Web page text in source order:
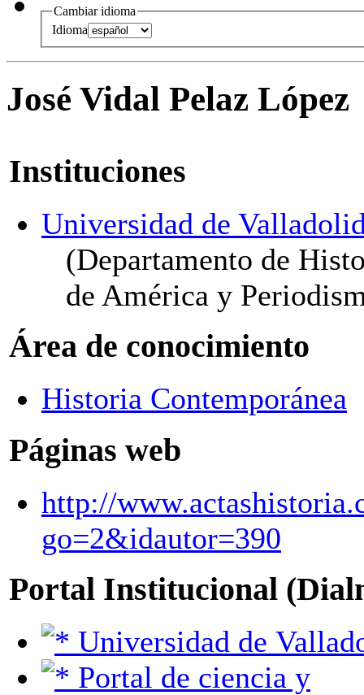
Cambiar idioma
Idioma
José Vidal Pelaz López
Instituciones
Universidad de
(Departamento de
de América y
Área de conocimiento
Historia Contemporánea
Páginas web
http://
go=2&idautor=390
Portal Institucional
Universidad de